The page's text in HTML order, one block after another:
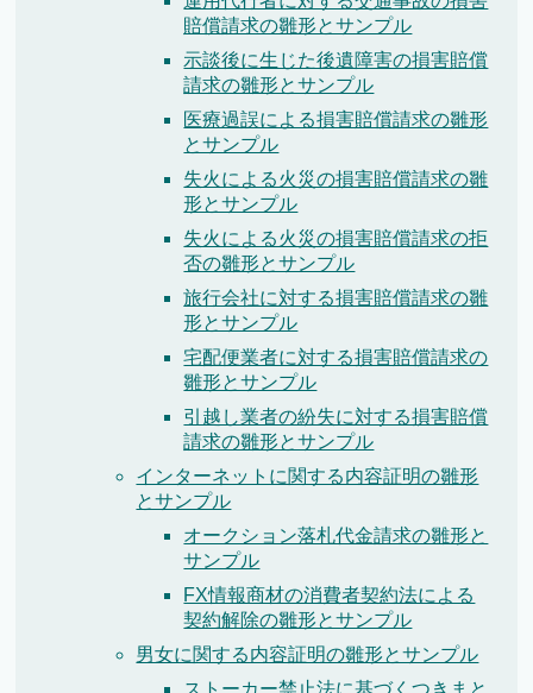
賠償請求の雛形とサンプル
示談後に生じた後遺障害の損害賠償
請求の雛形とサンプル
医療過誤による損害賠償請求の雛形
とサンプル
失火による火災の損害賠償請求の雛
形とサンプル
失火による火災の損害賠償請求の拒
否の雛形とサンプル
旅行会社に対する損害賠償請求の雛
形とサンプル
宅配便業者に対する損害賠償請求の
雛形とサンプル
引越し業者の紛失に対する損害賠償
請求の雛形とサンプル
インターネットに関する内容証明の雛形
とサンプル
オークション落札代金請求の雛形と
サンプル
FX情報商材の消費者契約法による
契約解除の雛形とサンプル
男女に関する内容証明の雛形とサンプル
ストーカー禁止法に基づくつきまと